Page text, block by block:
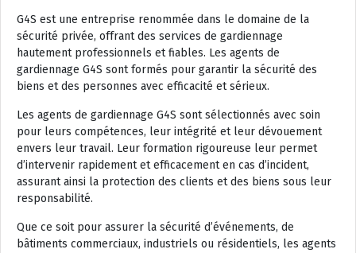
G4S est une entreprise renommée dans le domaine de la
sécurité privée, offrant des services de gardiennage
hautement professionnels et fiables. Les agents de
gardiennage G4S sont formés pour garantir la sécurité des
biens et des personnes avec efficacité et sérieux.
Les agents de gardiennage G4S sont sélectionnés avec soin
pour leurs compétences, leur intégrité et leur dévouement
envers leur travail. Leur formation rigoureuse leur permet
d’intervenir rapidement et efficacement en cas d’incident,
assurant ainsi la protection des clients et des biens sous leur
responsabilité.
Que ce soit pour assurer la sécurité d’événements, de
bâtiments commerciaux, industriels ou résidentiels, les agents